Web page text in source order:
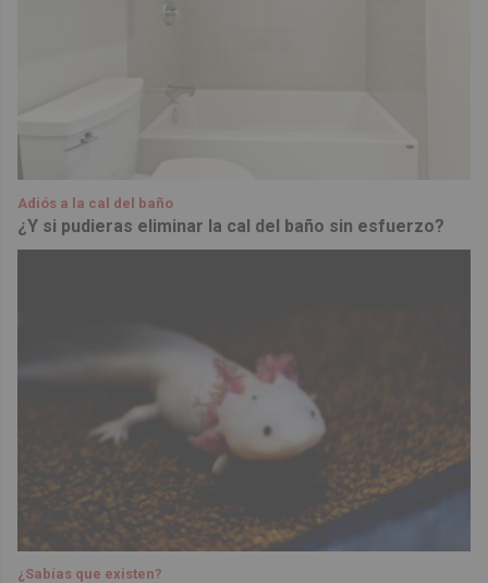
Adiós a la cal del baño
¿Y si pudieras eliminar la cal del baño sin esfuerzo?
¿Sabías que existen?